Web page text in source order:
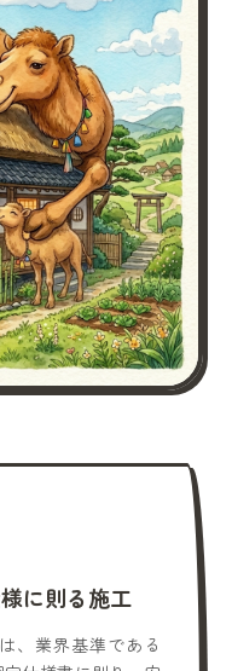
に則る施工
、業界基準である